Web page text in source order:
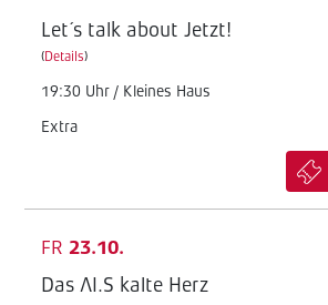
Let´s talk about Jetzt!
(Details)
19:30 Uhr / Kleines Haus
Extra
FR 23.10.
Das AI.S kalte Herz